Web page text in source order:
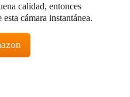
calidad, entonces
cámara instantánea.